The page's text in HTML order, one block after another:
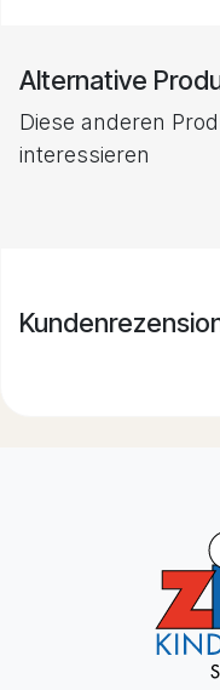
Alternative
Diese anderen
interessieren